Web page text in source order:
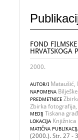
FOND
HRVATSKOGA
2000.
AUTOR/I Mataušić,
NAPOMENA
PREDMETNICE
Zbirka fotografija,
MEDIJ Tiskana
LOKACIJA Knjižnica
MATIČNA
(2000.). Str. 27 -